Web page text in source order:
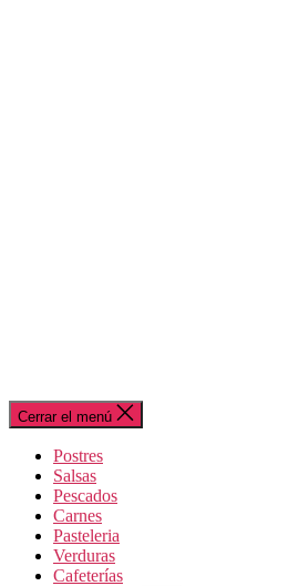
Cerrar el menú
Postres
Salsas
Pescados
Carnes
Pasteleria
Verduras
Cafeterías